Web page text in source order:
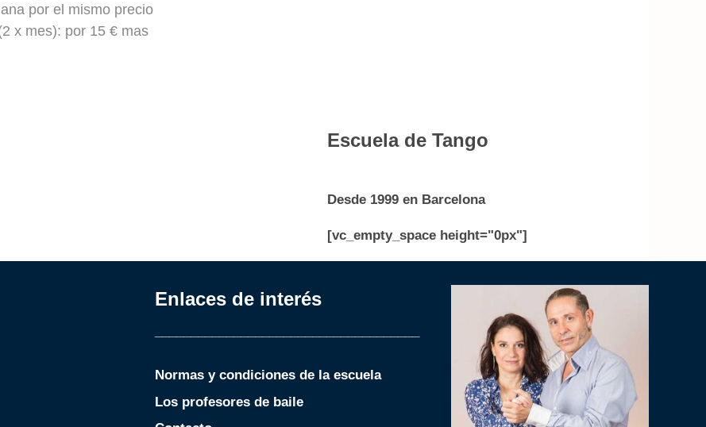
por el mismo precio
x mes): por 15 € mas
Escuela de Tango
Desde 1999 en Barcelona
[vc_empty_space height="0px"]
Enlaces de interés
Normas y condiciones de la escuela
Los profesores de baile